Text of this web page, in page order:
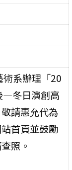
術系辦理「20
—冬日演創高
請惠允代為
首頁並鼓勵
照。